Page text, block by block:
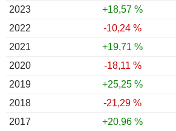
2023
+18,57 %
2022
-10,24 %
2021
+19,71 %
2020
-18,11 %
2019
+25,25 %
2018
-21,29 %
2017
+20,96 %